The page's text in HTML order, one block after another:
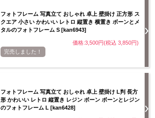
フォトフレーム 写真立て おしゃれ 卓上 壁掛け 正方形 ス
クエア 小さい かわいい レトロ 縦置き 横置き ボーンとメ
タルのフォトフレーム S [kan6943]
価格:3,500円(税込 3,850円)
完売しました！
フォトフレーム 写真立て おしゃれ 卓上 壁掛け L判 長方
形 かわいい レトロ 縦置き レジン ボーン ボーンとレジン
のフォトフレーム L [kan6428]